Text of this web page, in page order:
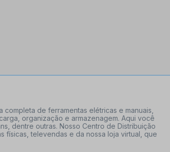
de ferramentas elétricas e manuais,
organização e armazenagem. Aqui você
dentre outras. Nosso Centro de Distribuição
físicas, televendas e da nossa loja virtual, que